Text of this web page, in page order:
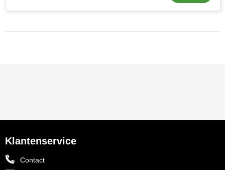
Klantenservice
Contact